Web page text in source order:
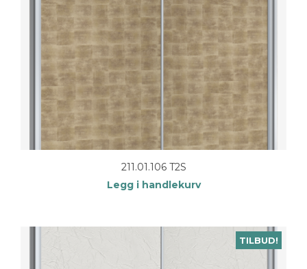
211.01.106 T2S
Legg i handlekurv
TILBUD!